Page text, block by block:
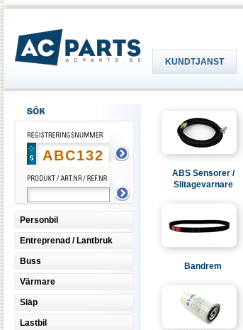
KUNDTJÄNST
Personbil
Entreprenad / Lantbruk
Buss
Värmare
Släp
Lastbil
ABS Sensorer /
Slitagevarnare
Bandrem